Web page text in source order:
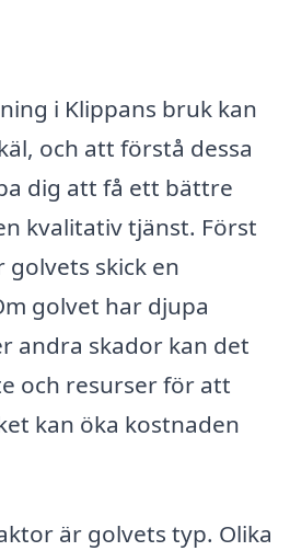
i Klippans bruk kan
och att förstå dessa
dig att få ett bättre
kvalitativ tjänst. Först
skick en
golvet har djupa
andra skador kan det
och resurser för att
kan öka kostnaden
är golvets typ. Olika